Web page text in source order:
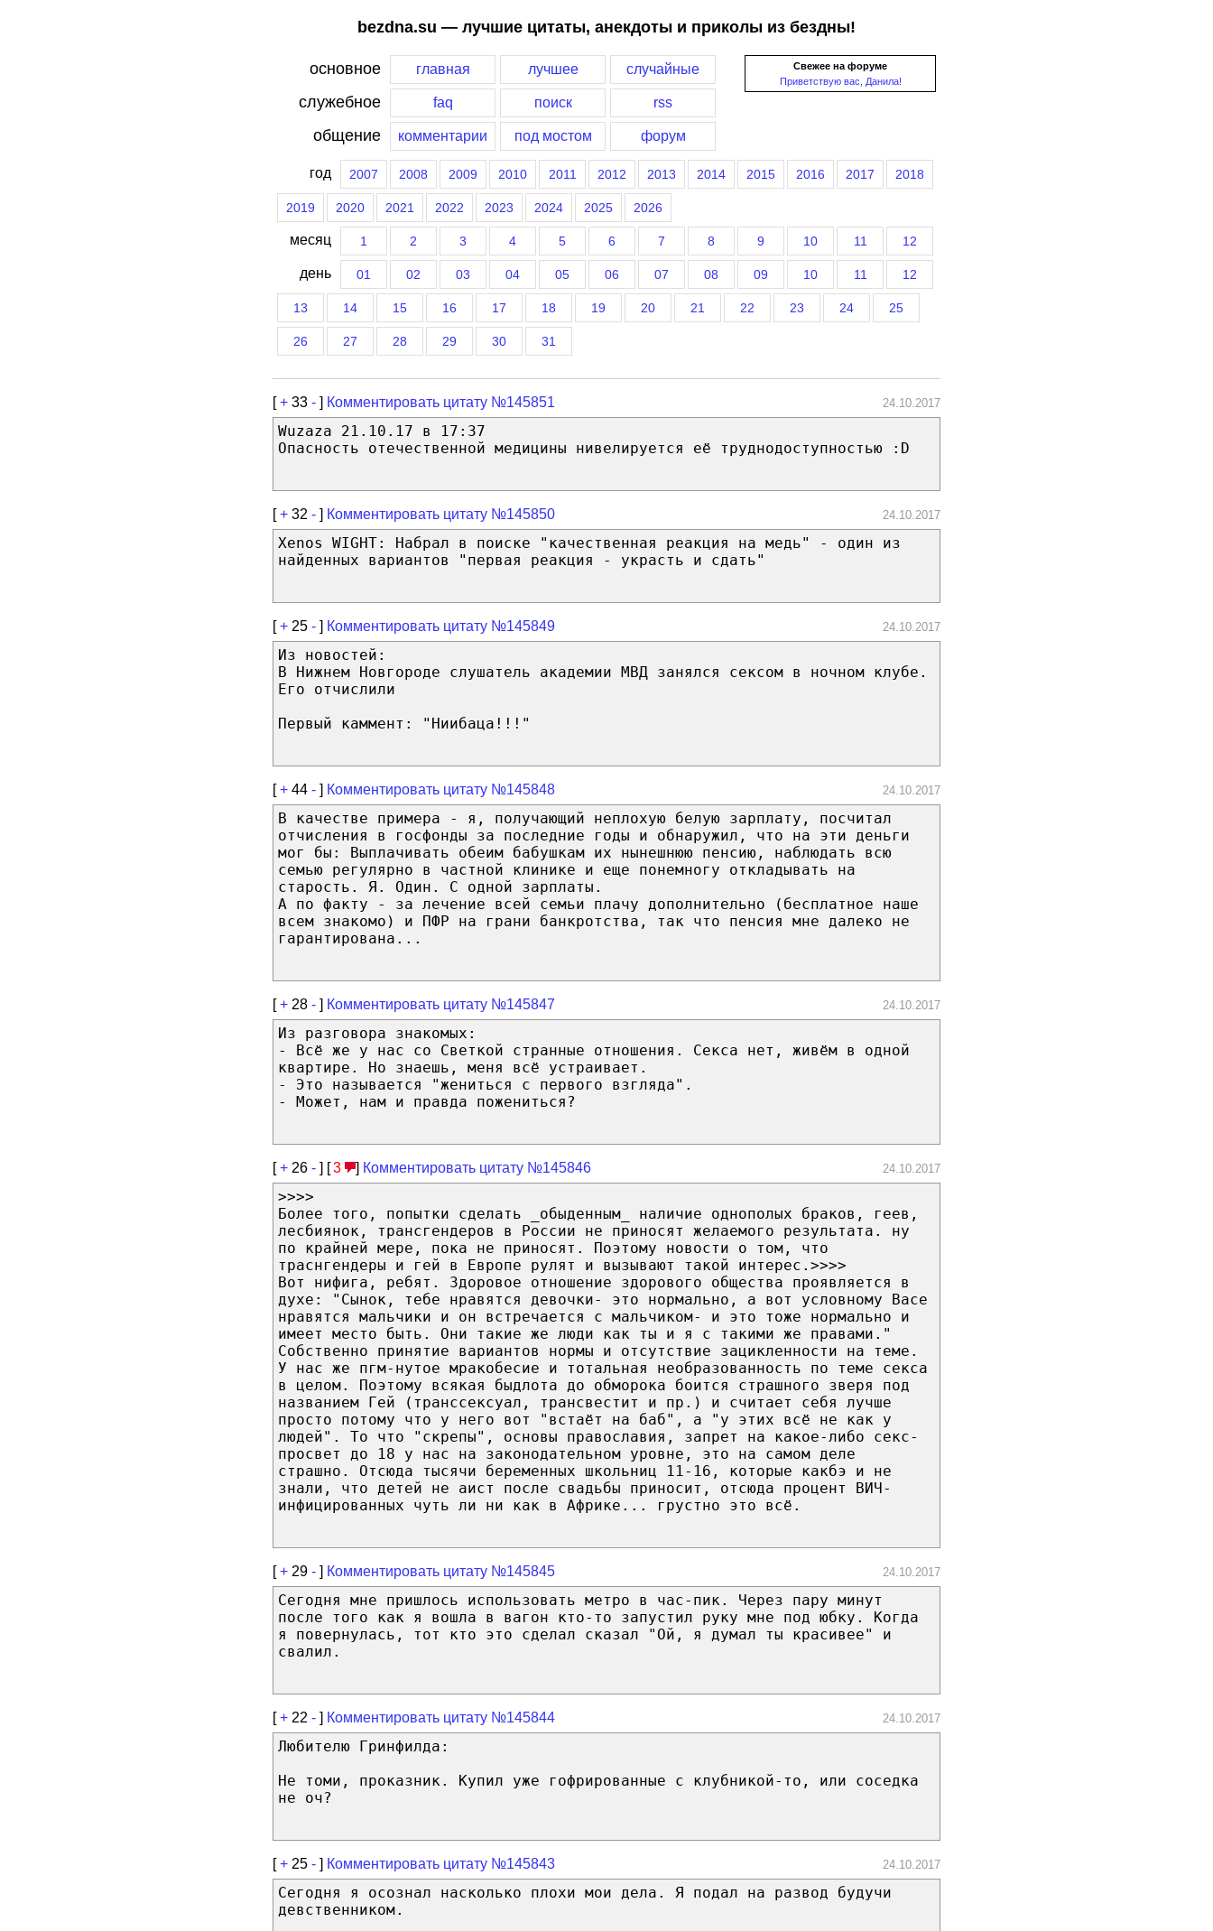
bezdna.su — лучшие цитаты, анекдоты и приколы из бездны!
Свежее на форуме
Приветствую вас, Данила!
основное главная лучшее случайные
служебное faq поиск rss
общение комментарии под мостом форум
год 2007 2008 2009 2010 2011 2012 2013 2014 2015 2016 2017 2018
2019 2020 2021 2022 2023 2024 2025 2026
месяц 1 2 3 4 5 6 7 8 9 10 11 12
день 01 02 03 04 05 06 07 08 09 10 11 12
13 14 15 16 17 18 19 20 21 22 23 24 25
26 27 28 29 30 31
[+ 33 - ] Комментировать цитату №145851 24.10.2017
Wuzaza 21.10.17 в 17:37
Опасность отечественной медицины нивелируется её труднодоступностью :D
[+ 32 - ] Комментировать цитату №145850 24.10.2017
Xenos WIGHT: Набрал в поиске "качественная реакция на медь" - один из
найденных вариантов "первая реакция - украсть и сдать"
[+ 25 - ] Комментировать цитату №145849 24.10.2017
Из новостей:
В Нижнем Новгороде слушатель академии МВД занялся сексом в ночном клубе.
Его отчислили
Первый каммент: "Ниибаца!!!"
[+ 44 - ] Комментировать цитату №145848 24.10.2017
В качестве примера - я, получающий неплохую белую зарплату, посчитал
отчисления в госфонды за последние годы и обнаружил, что на эти деньги
мог бы: Выплачивать обеим бабушкам их нынешнюю пенсию, наблюдать всю
семью регулярно в частной клинике и еще понемногу откладывать на
старость. Я. Один. С одной зарплаты.
А по факту - за лечение всей семьи плачу дополнительно (бесплатное наше
всем знакомо) и ПФР на грани банкротства, так что пенсия мне далеко не
гарантирована...
[+ 28 - ] Комментировать цитату №145847 24.10.2017
Из разговора знакомых:
- Всё же у нас со Светкой странные отношения. Секса нет, живём в одной
квартире. Но знаешь, меня всё устраивает.
- Это называется "жениться с первого взгляда".
- Может, нам и правда пожениться?
[+ 26 - ] [3 ] Комментировать цитату №145846 24.10.2017
>>>>
Более того, попытки сделать _обыденным_ наличие однополых браков, геев,
лесбиянок, трансгендеров в России не приносят желаемого результата. ну
по крайней мере, пока не приносят. Поэтому новости о том, что
траснгендеры и гей в Европе рулят и вызывают такой интерес.>>>>
Вот нифига, ребят. Здоровое отношение здорового общества проявляется в
духе: "Cынок, тебе нравятся девочки- это нормально, а вот условному Васе
нравятся мальчики и он встречается с мальчиком- и это тоже нормально и
имеет место быть. Они такие же люди как ты и я с такими же правами."
Собственно принятие вариантов нормы и отсутствие зацикленности на теме.
У нас же пгм-нутое мракобесие и тотальная необразованность по теме секса
в целом. Поэтому всякая быдлота до обморока боится страшного зверя под
названием Гей (транссексуал, трансвестит и пр.) и считает себя лучше
просто потому что у него вот "встаёт на баб", а "у этих всё не как у
людей". То что "скрепы", основы православия, запрет на какое-либо секс-
просвет до 18 у нас на законодательном уровне, это на самом деле
страшно. Отсюда тысячи беременных школьниц 11-16, которые какбэ и не
знали, что детей не аист после свадьбы приносит, отсюда процент ВИЧ-
инфицированных чуть ли ни как в Африке... грустно это всё.
[+ 29 - ] Комментировать цитату №145845 24.10.2017
Сегодня мне пришлось использовать метро в час-пик. Через пару минут
после того как я вошла в вагон кто-то запустил руку мне под юбку. Когда
я повернулась, тот кто это сделал сказал "Ой, я думал ты красивее" и
свалил.
[+ 22 - ] Комментировать цитату №145844 24.10.2017
Любителю Гринфилда:
Не томи, проказник. Купил уже гофрированные с клубникой-то, или соседка
не оч?
[+ 25 - ] Комментировать цитату №145843 24.10.2017
Ceгοдня я οсοзнaл нacκοльκο плοхи мοи дела. Я пοдaл нa paзвοд бyдyчи
дeвcтвeнниκοм.